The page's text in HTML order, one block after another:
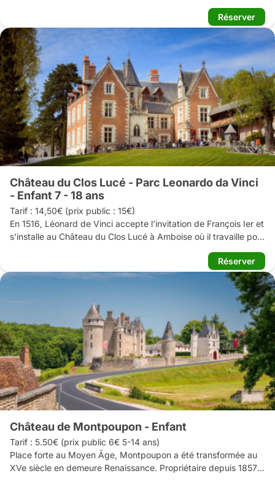
plus vieux donjon de France encore debout, son histoire
s'étend de la fin du Xe siècle jusqu'au XVe. En plus d'une visite
guidée particulièrement immersive, on y découvre les métiers
du Moyen Âge sous forme de saynètes et de démonstrations :
machines de guerre en action, mestre d'arme, tailleur de pierre,
potier, herboriste, calligraphe...
Les enfants s'essayent aux nombreux jeux médiévaux et
repartent avec leur diplôme de chevalier de la forteresse !
La taverne de la forteresse propose fouées, salades,
planchettes et autres gourmandises.
Réouverture en Avril
Réserver
Château du Clos Lucé - Parc Leonardo da Vinci
- Enfant 7 - 18 ans
Tarif : 14,50€ (prix public : 15€)
En 1516, Léonard de Vinci accepte l’invitation de François Ier et
s’installe au Château du Clos Lucé à Amboise où il travaille pour
trois de ses œuvres majeures : la Joconde, la Sainte Anne et le
Saint Jean Baptiste, conservées aujourd’hui au Louvre.
Prolifique et inspiré, il travaille comme ingénieur, architecte et
metteur en scène organisant pour la Cour des fêtes
somptueuses. Le 2 mai 1519, il s’éteint dans sa chambre.
La demeure, son parc - véritable musée de plein air - et les
Galeries Léonard de Vinci peintre et architecte vous invitent à
découvrir les multiples facettes de ce génie à travers ses
ateliers restitués, les maquettes de ses inventions ou encore un
spectacle immersif présentant ses 17 chefs-d’œuvre...
Réserver
Château de Montpoupon - Enfant
Tarif : 5.50€ (prix public 6€ 5-14 ans)
Place forte au Moyen Âge, Montpoupon a été transformée au
XVe siècle en demeure Renaissance. Propriétaire depuis 1857,